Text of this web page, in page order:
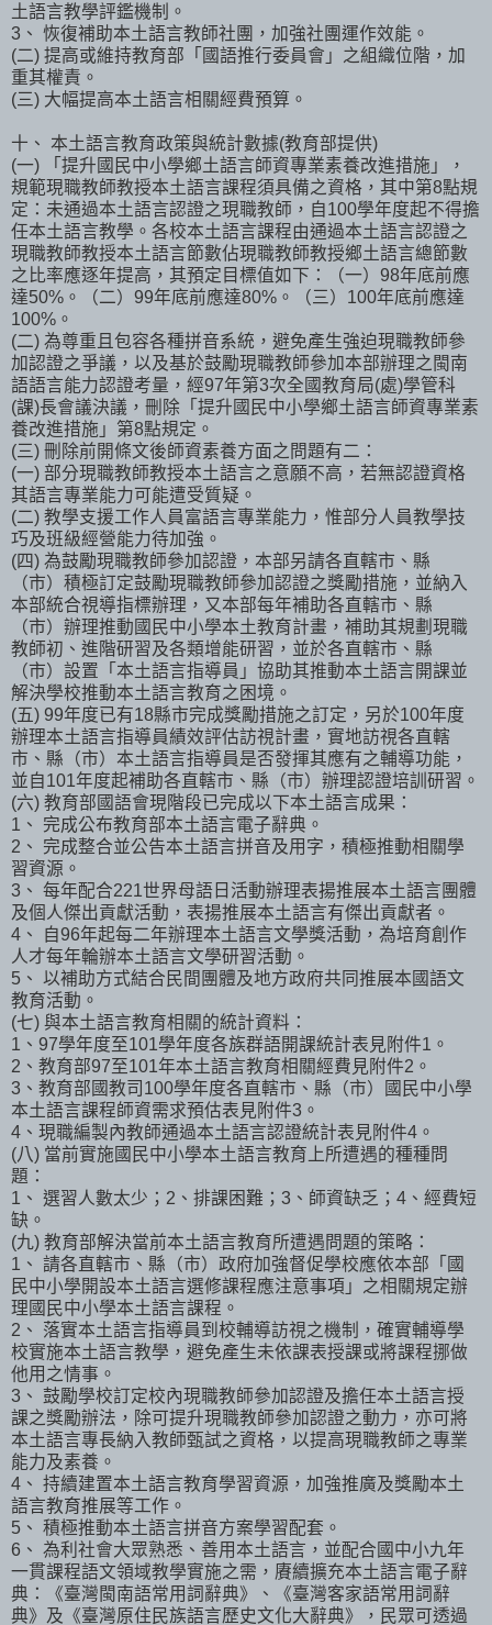
土語言教學評鑑機制。
3、 恢復補助本土語言教師社團，加強社團運作效能。
(二) 提高或維持教育部「國語推行委員會」之組織位階，加
重其權責。
(三) 大幅提高本土語言相關經費預算。
十、 本土語言教育政策與統計數據(教育部提供)
(一) 「提升國民中小學鄉土語言師資專業素養改進措施」，
規範現職教師教授本土語言課程須具備之資格，其中第8點規
定：未通過本土語言認證之現職教師，自100學年度起不得擔
任本土語言教學。各校本土語言課程由通過本土語言認證之
現職教師教授本土語言節數佔現職教師教授鄉土語言總節數
之比率應逐年提高，其預定目標值如下：（一）98年底前應
達50%。（二）99年底前應達80%。（三）100年底前應達
100%。
(二) 為尊重且包容各種拼音系統，避免產生強迫現職教師參
加認證之爭議，以及基於鼓勵現職教師參加本部辦理之閩南
語語言能力認證考量，經97年第3次全國教育局(處)學管科
(課)長會議決議，刪除「提升國民中小學鄉土語言師資專業素
養改進措施」第8點規定。
(三) 刪除前開條文後師資素養方面之問題有二：
(一) 部分現職教師教授本土語言之意願不高，若無認證資格
其語言專業能力可能遭受質疑。
(二) 教學支援工作人員富語言專業能力，惟部分人員教學技
巧及班級經營能力待加強。
(四) 為鼓勵現職教師參加認證，本部另請各直轄市、縣
（市）積極訂定鼓勵現職教師參加認證之獎勵措施，並納入
本部統合視導指標辦理，又本部每年補助各直轄市、縣
（市）辦理推動國民中小學本土教育計畫，補助其規劃現職
教師初、進階研習及各類增能研習，並於各直轄市、縣
（市）設置「本土語言指導員」協助其推動本土語言開課並
解決學校推動本土語言教育之困境。
(五) 99年度已有18縣市完成獎勵措施之訂定，另於100年度
辦理本土語言指導員績效評估訪視計畫，實地訪視各直轄
市、縣（市）本土語言指導員是否發揮其應有之輔導功能，
並自101年度起補助各直轄市、縣（市）辦理認證培訓研習。
(六) 教育部國語會現階段已完成以下本土語言成果：
1、 完成公布教育部本土語言電子辭典。
2、 完成整合並公告本土語言拼音及用字，積極推動相關學
習資源。
3、 每年配合221世界母語日活動辦理表揚推展本土語言團體
及個人傑出貢獻活動，表揚推展本土語言有傑出貢獻者。
4、 自96年起每二年辦理本土語言文學獎活動，為培育創作
人才每年輪辦本土語言文學研習活動。
5、 以補助方式結合民間團體及地方政府共同推展本國語文
教育活動。
(七) 與本土語言教育相關的統計資料：
1、97學年度至101學年度各族群語開課統計表見附件1。
2、教育部97至101年本土語言教育相關經費見附件2。
3、教育部國教司100學年度各直轄市、縣（市）國民中小學
本土語言課程師資需求預估表見附件3。
4、現職編製內教師通過本土語言認證統計表見附件4。
(八) 當前實施國民中小學本土語言教育上所遭遇的種種問
題：
1、 選習人數太少；2、排課困難；3、師資缺乏；4、經費短
缺。
(九) 教育部解決當前本土語言教育所遭遇問題的策略：
1、 請各直轄市、縣（市）政府加強督促學校應依本部「國
民中小學開設本土語言選修課程應注意事項」之相關規定辦
理國民中小學本土語言課程。
2、 落實本土語言指導員到校輔導訪視之機制，確實輔導學
校實施本土語言教學，避免產生未依課表授課或將課程挪做
他用之情事。
3、 鼓勵學校訂定校內現職教師參加認證及擔任本土語言授
課之獎勵辦法，除可提升現職教師參加認證之動力，亦可將
本土語言專長納入教師甄試之資格，以提高現職教師之專業
能力及素養。
4、 持續建置本土語言教育學習資源，加強推廣及獎勵本土
語言教育推展等工作。
5、 積極推動本土語言拼音方案學習配套。
6、 為利社會大眾熟悉、善用本土語言，並配合國中小九年
一貫課程語文領域教學實施之需，賡續擴充本土語言電子辭
典：《臺灣閩南語常用詞辭典》、《臺灣客家語常用詞辭
典》及《臺灣原住民族語言歷史文化大辭典》，民眾可透過